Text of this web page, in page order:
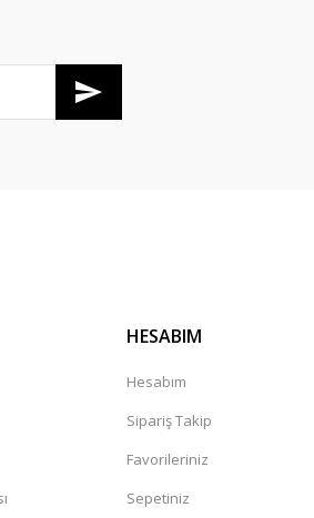
HESABIM
Hesabım
Sipariş Takip
Favorileriniz
Sepetiniz